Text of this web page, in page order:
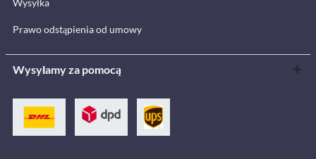
Wysyłka
Prawo odstąpienia od umowy
Wysyłamy za pomocą